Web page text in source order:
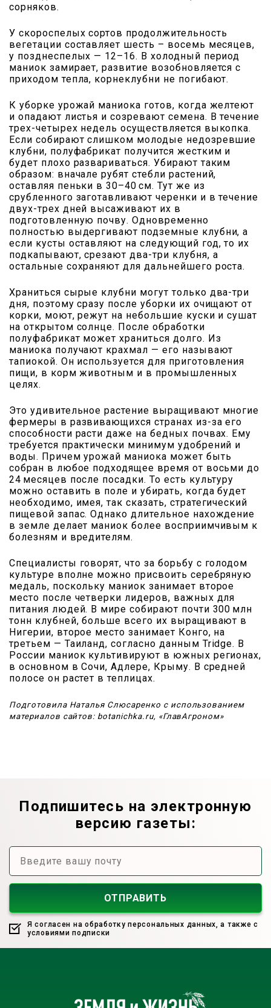
сорняков.
У скороспелых сортов продолжительность
вегетации составляет шесть – восемь месяцев,
у позднеспелых — 12–16. В холодный период
маниок замирает, развитие возобновляется с
приходом тепла, корнеклубни не погибают.
К уборке урожай маниока готов, когда желтеют
и опадают листья и созревают семена. В течение
трех-четырех недель осуществляется выкопка.
Если собирают слишком молодые недозревшие
клубни, полуфабрикат получится жестким и
будет плохо развариваться. Убирают таким
образом: вначале рубят стебли растений,
оставляя пеньки в 30–40 см. Тут же из
срубленного заготавливают черенки и в течение
двух-трех дней высаживают их в
подготовленную почву. Одновременно
полностью выдергивают подземные клубни, а
если кусты оставляют на следующий год, то их
подкапывают, срезают два-три клубня, а
остальные сохраняют для дальнейшего роста.
Храниться сырые клубни могут только два-три
дня, поэтому сразу после уборки их очищают от
корки, моют, режут на небольшие куски и сушат
на открытом солнце. После обработки
полуфабрикат может храниться долго. Из
маниока получают крахмал — его называют
тапиокой. Он используется для приготовления
пищи, в корм животным и в промышленных
целях.
Это удивительное растение выращивают многие
фермеры в развивающихся странах из-за его
способности расти даже на бедных почвах. Ему
требуется практически минимум удобрений и
воды. Причем урожай маниока может быть
собран в любое подходящее время от восьми до
24 месяцев после посадки. То есть культуру
можно оставить в поле и убирать, когда будет
необходимо, имея, так сказать, стратегический
пищевой запас. Однако длительное нахождение
в земле делает маниок более восприимчивым к
болезням и вредителям.
Специалисты говорят, что за борьбу с голодом
культуре вполне можно присвоить серебряную
медаль, поскольку маниок занимает второе
место после четверки лидеров, важных для
питания людей. В мире собирают почти 300 млн
тонн клубней, больше всего их выращивают в
Нигерии, второе место занимает Конго, на
третьем — Таиланд, согласно данным Tridge. В
России маниок культивируют в южных регионах,
в основном в Сочи, Адлере, Крыму. В средней
полосе он растет в теплицах.
Подготовила Наталья Слюсаренко с использованием
материалов сайтов: botanichka.ru, «ГлавАгроном»
Подпишитесь на электронную
версию газеты:
Я согласен на обработку персональных данных, а также с
условиями подписки